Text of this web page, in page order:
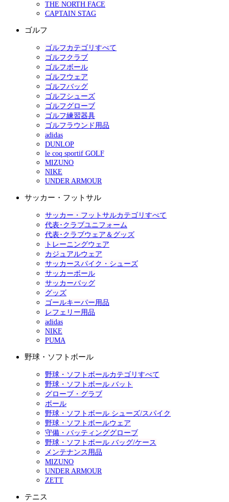
THE NORTH FACE
CAPTAIN STAG
ゴルフ
ゴルフカテゴリすべて
ゴルフクラブ
ゴルフボール
ゴルフウェア
ゴルフバッグ
ゴルフシューズ
ゴルフグローブ
ゴルフ練習器具
ゴルフラウンド用品
adidas
DUNLOP
le coq sportif GOLF
MIZUNO
NIKE
UNDER ARMOUR
サッカー・フットサル
サッカー・フットサルカテゴリすべて
代表･クラブユニフォーム
代表･クラブウェア＆グッズ
トレーニングウェア
カジュアルウェア
サッカースパイク・シューズ
サッカーボール
サッカーバッグ
グッズ
ゴールキーパー用品
レフェリー用品
adidas
NIKE
PUMA
野球・ソフトボール
野球・ソフトボールカテゴリすべて
野球・ソフトボール バット
グローブ・グラブ
ボール
野球・ソフトボール シューズ/スパイク
野球・ソフトボールウェア
守備・バッティンググローブ
野球・ソフトボール バッグ/ケース
メンテナンス用品
MIZUNO
UNDER ARMOUR
ZETT
テニス